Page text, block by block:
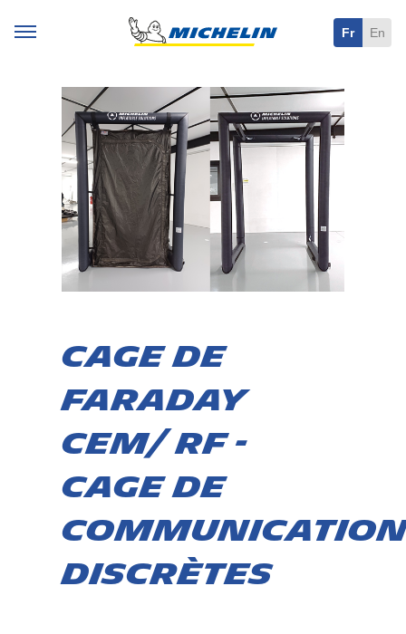
Fr En
Cage de
faraday
cem/ rf -
cage de
discrètes